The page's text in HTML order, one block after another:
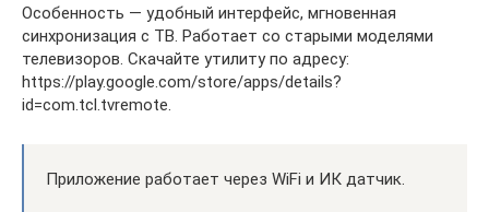
Особенность — удобный интерфейс, мгновенная
синхронизация с ТВ. Работает со старыми моделями
телевизоров. Скачайте утилиту по адресу:
https://play.google.com/store/apps/details?
id=com.tcl.tvremote.
Приложение работает через WiFi и ИК датчик.